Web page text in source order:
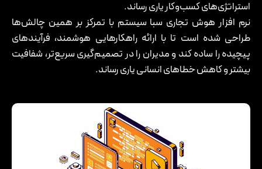
استراتژی‌های کسب‌وکار یاری رساند.
نرم ‌افزار هوش تجاری سبا سیستم با تمرکز بر همین چالش‌ها
طراحی شده است تا با ارائه راهکارهایی هوشمند، فرآیندهای
پیچیده را ساده کند و مدیران را در تصمیم‌گیری سریع‌تر، شفافیت
بیشتر و کاهش خطاهای انسانی یاری رساند.